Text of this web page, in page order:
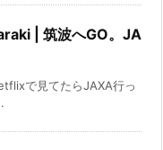
| 筑波へGO。JA
で見てたらJAXA行っ